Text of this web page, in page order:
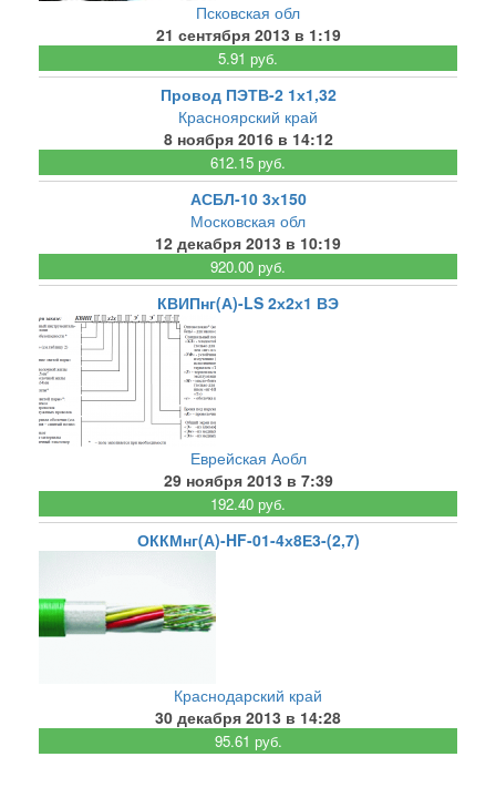
Псковская обл
21 сентября 2013 в 1:19
5.91 руб.
Провод ПЭТВ-2 1х1,32
Красноярский край
8 ноября 2016 в 14:12
612.15 руб.
АСБЛ-10 3х150
Московская обл
12 декабря 2013 в 10:19
920.00 руб.
КВИПнг(А)-LS 2х2х1 ВЭ
Еврейская Аобл
29 ноября 2013 в 7:39
192.40 руб.
ОККМнг(А)-HF-01-4х8Е3-(2,7)
Краснодарский край
30 декабря 2013 в 14:28
95.61 руб.